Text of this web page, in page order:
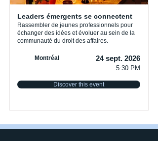
Leaders émergents se connectent
Rassembler de jeunes professionnels pour
échanger des idées et évoluer au sein de la
communauté du droit des affaires.
Montréal 24 sept. 2026
5:30 PM
Discover this event